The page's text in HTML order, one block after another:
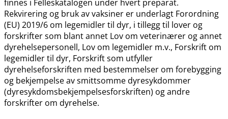
finnes i Felleskatalogen under hvert preparat.
Rekvirering og bruk av vaksiner er underlagt Forordning
(EU) 2019/6 om legemidler til dyr, i tillegg til lover og
forskrifter som blant annet Lov om veterinærer og annet
dyrehelsepersonell, Lov om legemidler m.v., Forskrift om
legemidler til dyr, Forskrift som utfyller
dyrehelseforskriften med bestemmelser om forebygging
og bekjempelse av smittsomme dyresykdommer
(dyresykdomsbekjempelsesforskriften) og andre
forskrifter om dyrehelse.